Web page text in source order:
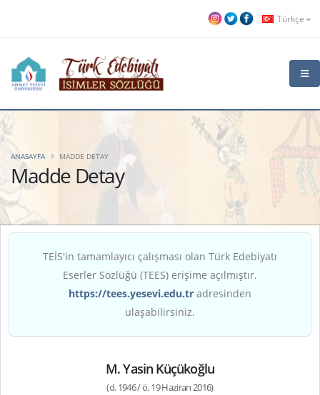
Türkçe
Madde Detay
ANASAYFA MADDE DETAY
TEİS'in tamamlayıcı çalışması olan Türk Edebiyatı
Eserler Sözlüğü (TEES) erişime açılmıştır.
https://tees.yesevi.edu.tr adresinden
ulaşabilirsiniz.
M. Yasin Küçükoğlu
(d. 1946 / ö. 19 Haziran 2016)